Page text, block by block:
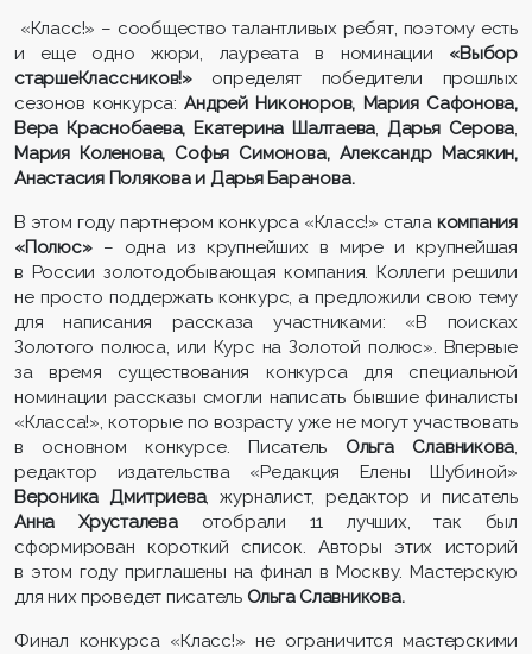
«Класс!» – сообщество талантливых ребят, поэтому есть
и еще одно жюри, лауреата в номинации «Выбор
старшеКлассников!»определят победители прошлых
сезонов конкурса:Андрей Никоноров, Мария Сафонова,
Вера Краснобаева, Екатерина Шалтаева, Дарья Серова,
Мария Коленова, Софья Симонова, Александр Масякин,
Анастасия Полякова и Дарья Баранова.
В этом году партнером конкурса «Класс!» сталакомпания
«Полюс»– одна из крупнейших в мире и крупнейшая
в России золотодобывающая компания. Коллеги решили
не просто поддержать конкурс, а предложили свою тему
для написания рассказа участниками: «В поисках
Золотого полюса, или Курс на Золотой полюс». Впервые
за время существования конкурса для специальной
номинации рассказы смогли написать бывшие финалисты
«Класса!», которые по возрасту уже не могут участвовать
в основном конкурсе. Писатель Ольга Славникова,
редактор издательства «Редакция Елены Шубиной»
Вероника Дмитриева, журналист, редактор и писатель
Анна Хрусталеваотобрали 11 лучших, так был
сформирован короткий список. Авторы этих историй
в этом году приглашены на финал в Москву. Мастерскую
для них проведет писатель Ольга Славникова.
Финал конкурса «Класс!» не ограничится мастерскими